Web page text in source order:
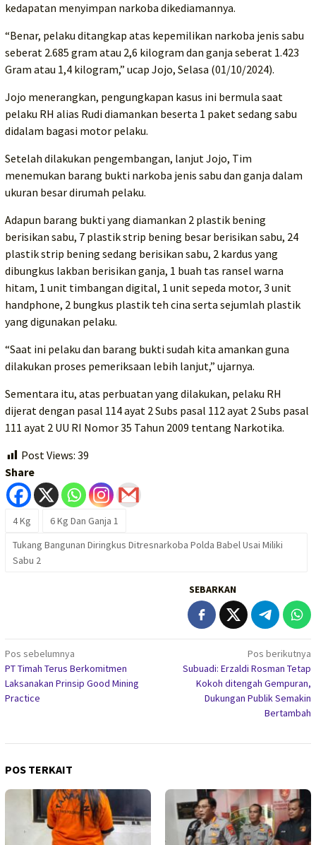
kedapatan menyimpan narkoba dikediamannya.
“Benar, pelaku ditangkap atas kepemilikan narkoba jenis sabu
seberat 2.685 gram atau 2,6 kilogram dan ganja seberat 1.423
Gram atau 1,4 kilogram,” ucap Jojo, Selasa (01/10/2024).
Jojo menerangkan, pengungkapan kasus ini bermula saat
pelaku RH alias Rudi diamankan beserta 1 paket sedang sabu
didalam bagasi motor pelaku.
Setelah dilakukan pengembangan, lanjut Jojo, Tim
menemukan barang bukti narkoba jenis sabu dan ganja dalam
ukuran besar dirumah pelaku.
Adapun barang bukti yang diamankan 2 plastik bening
berisikan sabu, 7 plastik strip bening besar berisikan sabu, 24
plastik strip bening sedang berisikan sabu, 2 kardus yang
dibungkus lakban berisikan ganja, 1 buah tas ransel warna
hitam, 1 unit timbangan digital, 1 unit sepeda motor, 3 unit
handphone, 2 bungkus plastik teh cina serta sejumlah plastik
yang digunakan pelaku.
“Saat ini pelaku dan barang bukti sudah kita amankan guna
dilakukan proses pemeriksaan lebih lanjut,” ujarnya.
Sementara itu, atas perbuatan yang dilakukan, pelaku RH
dijerat dengan pasal 114 ayat 2 Subs pasal 112 ayat 2 Subs pasal
111 ayat 2 UU RI Nomor 35 Tahun 2009 tentang Narkotika.
Post Views: 39
Share
4 Kg
6 Kg Dan Ganja 1
Tukang Bangunan Diringkus Ditresnarkoba Polda Babel Usai Miliki
Sabu 2
SEBARKAN
Navigasi
pos
Pos sebelumnya
PT Timah Terus Berkomitmen
Laksanakan Prinsip Good Mining
Practice
Pos berikutnya
Subuadi: Erzaldi Rosman Tetap
Kokoh ditengah Gempuran,
Dukungan Publik Semakin
Bertambah
POS TERKAIT